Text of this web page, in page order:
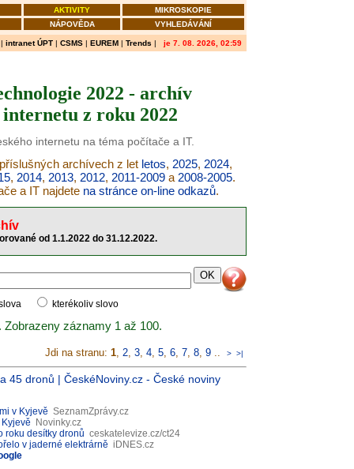
AKTIVITY
MIKROSKOPIE
NÁPOVĚDA
VYHLEDÁVÁNÍ
intranet ÚPT | CSMS | EUREM | Trends | je 7. 08. 2026, 02:59
2022 - archív
z roku 2022
internetu na téma počítače a IT.
archívech z let letos, 2025, 2024,
, 2014, 2013, 2012, 2011-2009a 2008-2005.
a IT najdete na stránce on-line odkazů.
od 1.1.2022 do 31.12.2022.
kterékoliv slovo
záznamy 1 až 100.
Jdi na stranu: 1, 2, 3, 4, 5, 6, 7, 8, 9 .. > >|
45 dronů | ČeskéNoviny.cz - České noviny
v Kyjevě SeznamZprávy.cz
Novinky.cz
roku desítky dronů ceskatelevize.cz/ct24
v jaderné elektrárně iDNES.cz